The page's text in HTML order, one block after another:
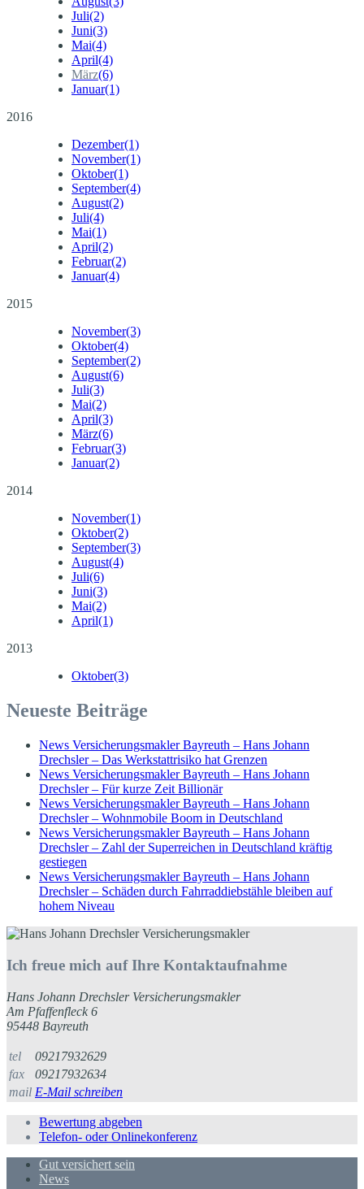
Juli(2)
Juni(3)
Mai(4)
April(4)
März(6)
Januar(1)
2016
Dezember(1)
November(1)
Oktober(1)
September(4)
August(2)
Juli(4)
Mai(1)
April(2)
Februar(2)
Januar(4)
2015
November(3)
Oktober(4)
September(2)
August(6)
Juli(3)
Mai(2)
April(3)
März(6)
Februar(3)
Januar(2)
2014
November(1)
Oktober(2)
September(3)
August(4)
Juli(6)
Juni(3)
Mai(2)
April(1)
2013
Oktober(3)
Neueste Beiträge
News Versicherungsmakler Bayreuth – Hans Johann
Drechsler – Das Werkstattrisiko hat Grenzen
News Versicherungsmakler Bayreuth – Hans Johann
Drechsler – Für kurze Zeit Billionär
News Versicherungsmakler Bayreuth – Hans Johann
Drechsler – Wohnmobile Boom in Deutschland
News Versicherungsmakler Bayreuth – Hans Johann
Drechsler – Zahl der Superreichen in Deutschland kräftig
gestiegen
News Versicherungsmakler Bayreuth – Hans Johann
Drechsler – Schäden durch Fahrraddiebstähle bleiben auf
hohem Niveau
Ich freue mich auf Ihre Kontaktaufnahme
Hans Johann Drechsler Versicherungsmakler
Am Pfaffenfleck 6
95448 Bayreuth
tel
09217932629
fax
09217932634
mail E-Mail schreiben
Bewertung abgeben
Telefon- oder Onlinekonferenz
Gut versichert sein
News